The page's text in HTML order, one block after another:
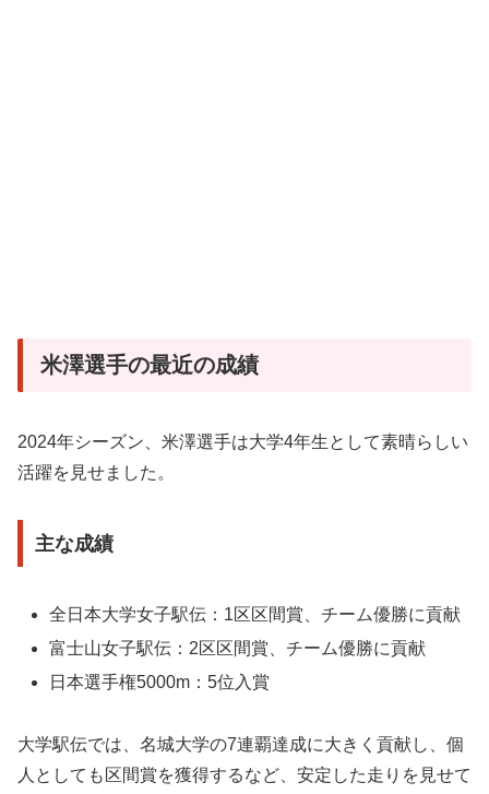
米澤選手の最近の成績
2024年シーズン、米澤選手は大学4年生として素晴らしい
活躍を見せました。
主な成績
全日本大学女子駅伝：1区区間賞、チーム優勝に貢献
富士山女子駅伝：2区区間賞、チーム優勝に貢献
日本選手権5000m：5位入賞
大学駅伝では、名城大学の7連覇達成に大きく貢献し、個
人としても区間賞を獲得するなど、安定した走りを見せて